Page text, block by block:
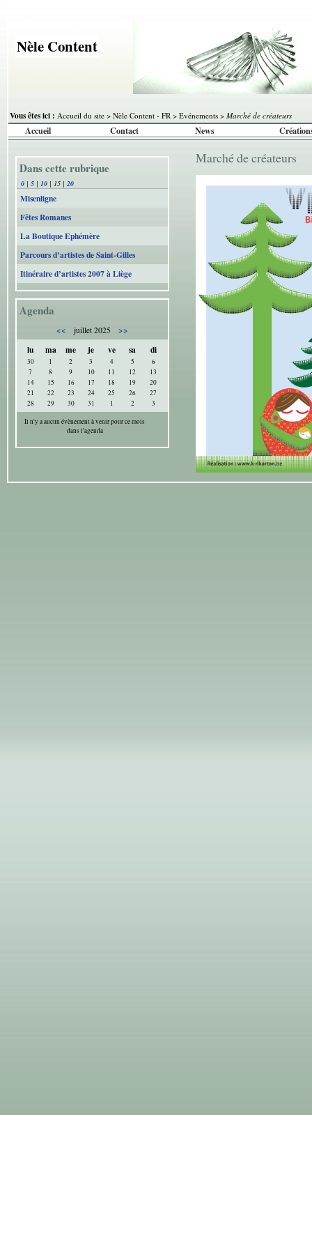
Nèle Content
Vous êtes ici : Accueil du site > Nèle Content - FR > Evénements > Marché de créateurs
Accueil Contact News
Dans cette rubrique
0 | 5 | 10 | 15 | 20
Misenligne
Fêtes Romanes
La Boutique Ephémère
Parcours d’artistes de Saint-Gilles
Itinéraire d’artistes 2007 à Liège
Agenda
<< juillet 2025
>>
lu
ma me je ve sa di
30 1 2 3 4 5
6
7
8 9 10 11 12
13
14
15 16 17 18 19
20
21
22 23 24 25 26
27
28
29 30 31 1 2
3
Il n'y a aucun évènement à venir pour ce mois
dans l'agenda
Marché de créateurs